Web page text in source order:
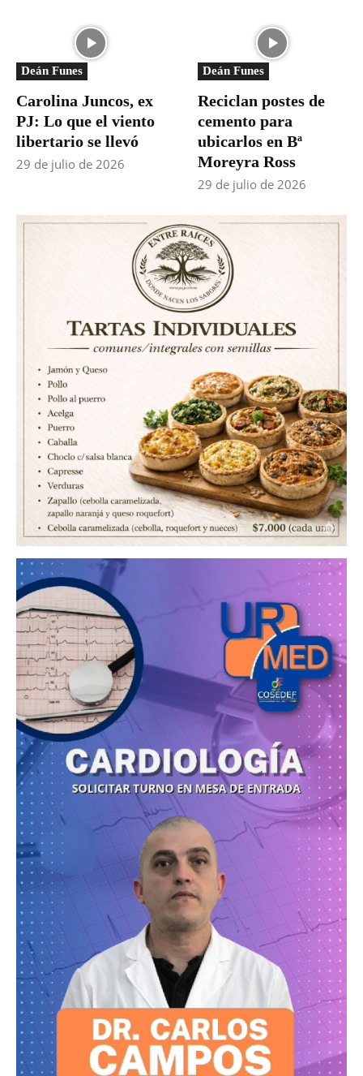
Deán Funes
Carolina Juncos, ex
PJ: Lo que el viento
libertario se llevó
29 de julio de 2026
Deán Funes
Reciclan postes de
cemento para
ubicarlos en Bª
Moreyra Ross
29 de julio de 2026